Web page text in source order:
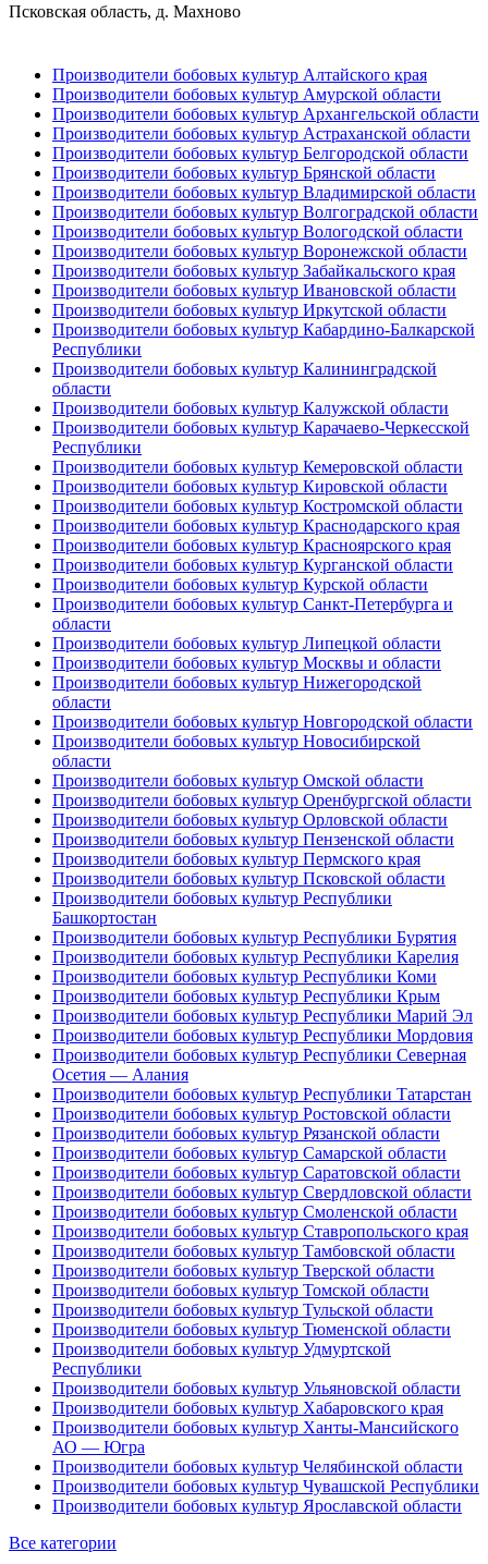
Псковская область, д. Махново
Производители бобовых культур Алтайского края
Производители бобовых культур Амурской области
Производители бобовых культур Архангельской области
Производители бобовых культур Астраханской области
Производители бобовых культур Белгородской области
Производители бобовых культур Брянской области
Производители бобовых культур Владимирской области
Производители бобовых культур Волгоградской области
Производители бобовых культур Вологодской области
Производители бобовых культур Воронежской области
Производители бобовых культур Забайкальского края
Производители бобовых культур Ивановской области
Производители бобовых культур Иркутской области
Производители бобовых культур Кабардино-Балкарской
Республики
Производители бобовых культур Калининградской
области
Производители бобовых культур Калужской области
Производители бобовых культур Карачаево-Черкесской
Республики
Производители бобовых культур Кемеровской области
Производители бобовых культур Кировской области
Производители бобовых культур Костромской области
Производители бобовых культур Краснодарского края
Производители бобовых культур Красноярского края
Производители бобовых культур Курганской области
Производители бобовых культур Курской области
Производители бобовых культур Санкт-Петербурга и
области
Производители бобовых культур Липецкой области
Производители бобовых культур Москвы и области
Производители бобовых культур Нижегородской
области
Производители бобовых культур Новгородской области
Производители бобовых культур Новосибирской
области
Производители бобовых культур Омской области
Производители бобовых культур Оренбургской области
Производители бобовых культур Орловской области
Производители бобовых культур Пензенской области
Производители бобовых культур Пермского края
Производители бобовых культур Псковской области
Производители бобовых культур Республики
Башкортостан
Производители бобовых культур Республики Бурятия
Производители бобовых культур Республики Карелия
Производители бобовых культур Республики Коми
Производители бобовых культур Республики Крым
Производители бобовых культур Республики Марий Эл
Производители бобовых культур Республики Мордовия
Производители бобовых культур Республики Северная
Осетия — Алания
Производители бобовых культур Республики Татарстан
Производители бобовых культур Ростовской области
Производители бобовых культур Рязанской области
Производители бобовых культур Самарской области
Производители бобовых культур Саратовской области
Производители бобовых культур Свердловской области
Производители бобовых культур Смоленской области
Производители бобовых культур Ставропольского края
Производители бобовых культур Тамбовской области
Производители бобовых культур Тверской области
Производители бобовых культур Томской области
Производители бобовых культур Тульской области
Производители бобовых культур Тюменской области
Производители бобовых культур Удмуртской
Республики
Производители бобовых культур Ульяновской области
Производители бобовых культур Хабаровского края
Производители бобовых культур Ханты-Мансийского
АО — Югра
Производители бобовых культур Челябинской области
Производители бобовых культур Чувашской Республики
Производители бобовых культур Ярославской области
Все категории